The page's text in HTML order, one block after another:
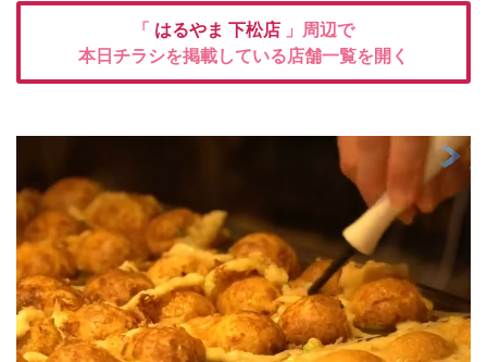
「 はるやま 下松店 」周辺で
本日チラシを掲載している店舗一覧を開く